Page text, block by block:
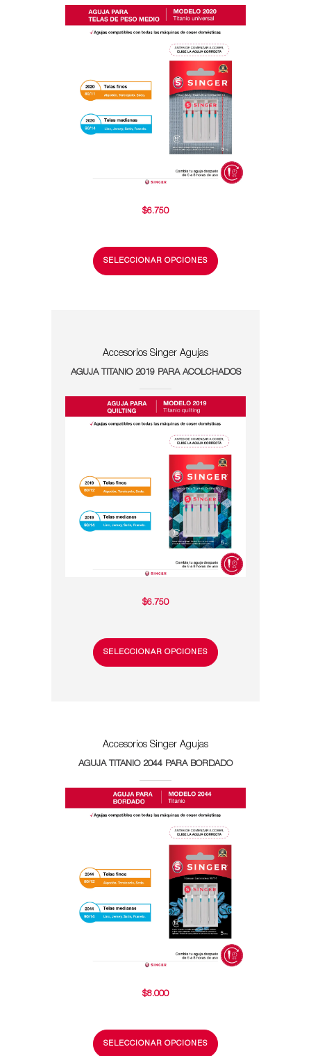
$6.750
SELECCIONAR OPCIONES
Accesorios Singer Agujas
AGUJA TITANIO 2019 PARA ACOLCHADOS
$6.750
SELECCIONAR OPCIONES
Accesorios Singer Agujas
AGUJA TITANIO 2044 PARA BORDADO
$8.000
SELECCIONAR OPCIONES